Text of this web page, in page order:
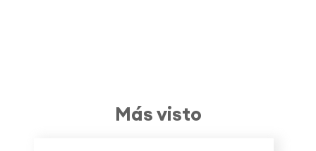
Más visto